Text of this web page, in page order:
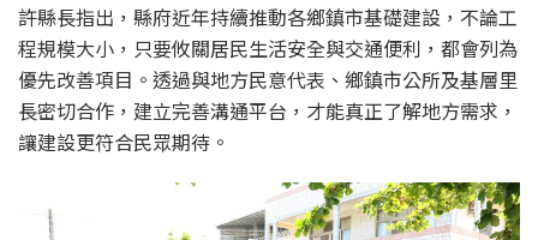
許縣長指出，縣府近年持續推動各鄉鎮市基礎建設，不論工
程規模大小，只要攸關居民生活安全與交通便利，都會列為
優先改善項目。透過與地方民意代表、鄉鎮市公所及基層里
長密切合作，建立完善溝通平台，才能真正了解地方需求，
讓建設更符合民眾期待。